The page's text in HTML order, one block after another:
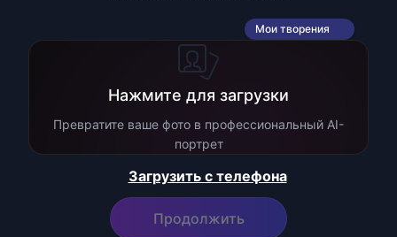
Мои творения
Нажмите для загрузки
Превратите ваше фото в профессиональный AI-
портрет
Загрузить с телефона
Продолжить